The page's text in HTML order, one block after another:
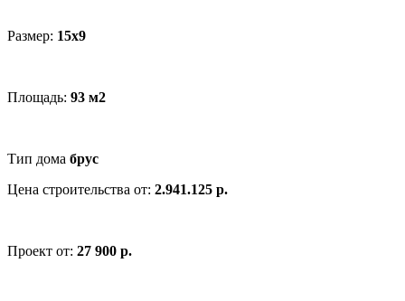
Размер: 15x9
Площадь: 93 м2
Тип дома брус
Цена строительства от: 2.941.125 р.
Проект от: 27 900 р.